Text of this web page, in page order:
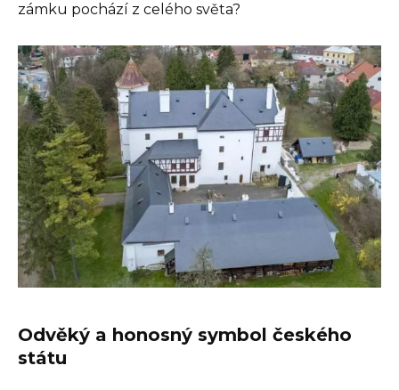
zámku pochází z celého světa?
Odvěký a honosný symbol českého
státu